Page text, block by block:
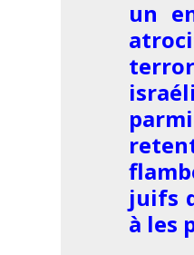
un
juifs
à les